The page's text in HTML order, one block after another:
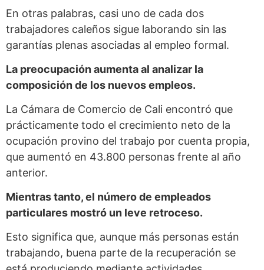
En otras palabras, casi uno de cada dos
trabajadores caleños sigue laborando sin las
garantías plenas asociadas al empleo formal.
La preocupación aumenta al analizar la
composición de los nuevos empleos.
La Cámara de Comercio de Cali encontró que
prácticamente todo el crecimiento neto de la
ocupación provino del trabajo por cuenta propia,
que aumentó en 43.800 personas frente al año
anterior.
Mientras tanto, el número de empleados
particulares mostró un leve retroceso.
Esto significa que, aunque más personas están
trabajando, buena parte de la recuperación se